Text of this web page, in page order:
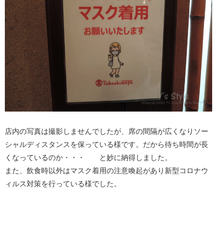
店内の写真は撮影しませんでしたが、席の間隔が広くなりソー
シャルディスタンスを保っている様です。だから待ち時間が長
くなっているのか・・・ と妙に納得しました。
また、飲食時以外はマスク着用の注意喚起があり新型コロナウ
ィルス対策を行っている様でした。